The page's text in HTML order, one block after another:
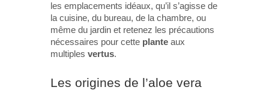
les emplacements idéaux, qu’il s’agisse de
la cuisine, du bureau, de la chambre, ou
même du jardin et retenez les précautions
nécessaires pour cette plante aux
multiples vertus.
Les origines de l’aloe vera